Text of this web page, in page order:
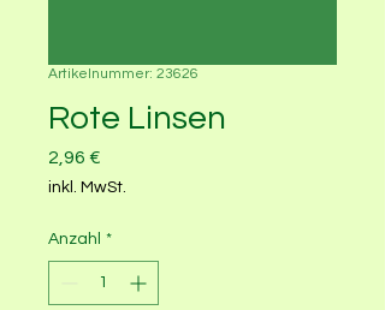
Artikelnummer: 23626
Rote Linsen
2,96 €
inkl. MwSt.
Anzahl *